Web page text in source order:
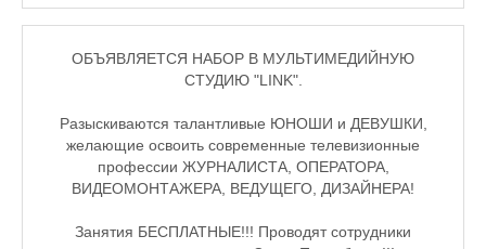
Отечество нам Царское Село.
Тренеры по настольному теннису в Пушкине
Лучшие рассказы
♪♫Рассказы 4★
ОБЪЯВЛЯЕТСЯ НАБОР В МУЛЬТИМЕДИЙНУЮ
СТУДИЮ "LINK".
Разыскиваются талантливые ЮНОШИ и ДЕВУШКИ,
желающие освоить современные телевизионные
профессии ЖУРНАЛИСТА, ОПЕРАТОРА,
ВИДЕОМОНТАЖЕРА, ВЕДУЩЕГО, ДИЗАЙНЕРА!
Занятия БЕСПЛАТНЫЕ!!! Проводят сотрудники